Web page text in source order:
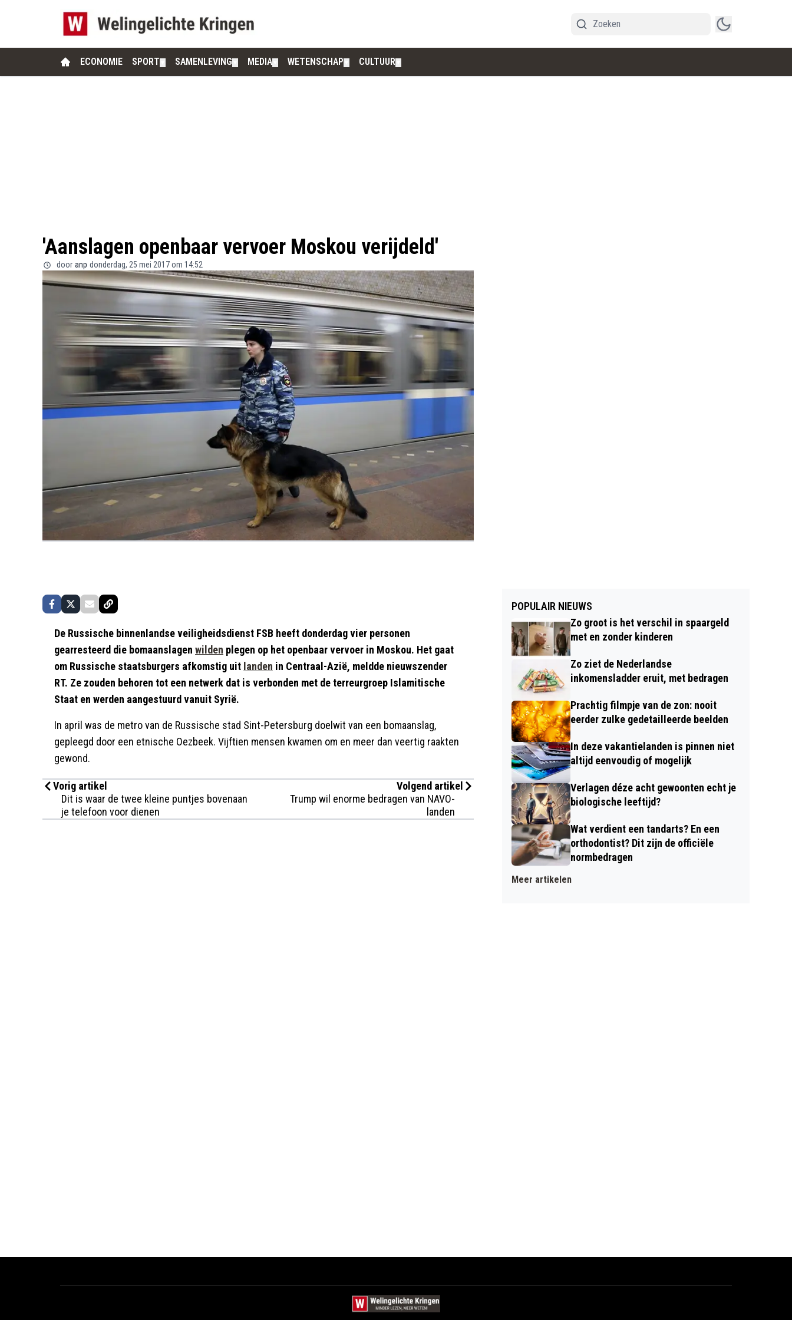
ECONOMIE SPORT SAMENLEVING MEDIA WETENSCHAP CULTUUR
'Aanslagen openbaar vervoer Moskou verijdeld'
door anp donderdag, 25 mei 2017 om 14:52
De Russische binnenlandse veiligheidsdienst FSB heeft donderdag vier personen
gearresteerd die bomaanslagen wilden plegen op het openbaar vervoer in Moskou. Het gaat
om Russische staatsburgers afkomstig uit landen in Centraal-Azië, meldde nieuwszender
RT. Ze zouden behoren tot een netwerk dat is verbonden met de terreurgroep Islamitische
Staat en werden aangestuurd vanuit Syrië.
In april was de metro van de Russische stad Sint-Petersburg doelwit van een bomaanslag,
gepleegd door een etnische Oezbeek. Vijftien mensen kwamen om en meer dan veertig raakten
gewond.
Vorig artikel
Dit is waar de twee kleine puntjes bovenaan
je telefoon voor dienen
Volgend artikel
Trump wil enorme bedragen van NAVO-
landen
POPULAIR NIEUWS
Zo groot is het verschil in spaargeld
met en zonder kinderen
Zo ziet de Nederlandse
inkomensladder eruit, met bedragen
Prachtig filmpje van de zon: nooit
eerder zulke gedetailleerde beelden
In deze vakantielanden is pinnen niet
altijd eenvoudig of mogelijk
Verlagen déze acht gewoonten echt je
biologische leeftijd?
Wat verdient een tandarts? En een
orthodontist? Dit zijn de officiële
normbedragen
Meer artikelen